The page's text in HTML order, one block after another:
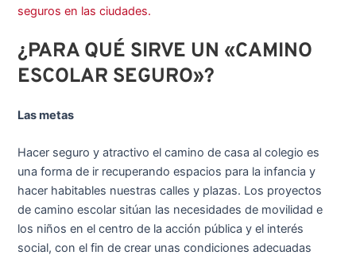
seguros en las ciudades.
¿PARA QUÉ SIRVE UN «CAMINO
ESCOLAR SEGURO»?
Las metas
Hacer seguro y atractivo el camino de casa al colegio es
una forma de ir recuperando espacios para la infancia y
hacer habitables nuestras calles y plazas. Los proyectos
de camino escolar sitúan las necesidades de movilidad e
los niños en el centro de la acción pública y el interés
social, con el fin de crear unas condiciones adecuadas